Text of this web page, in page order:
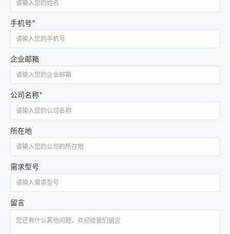
手机号*
企业邮箱
公司名称*
所在地
需求型号
留言